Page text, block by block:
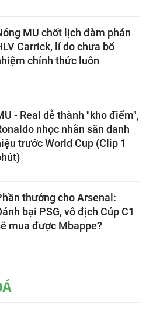
MU chốt lịch đàm phán
Carrick, lí do chưa bổ
chính thức luôn
- Real dễ thành "kho điểm",
nhọc nhằn săn danh
trước World Cup (Clip 1
thưởng cho Arsenal:
bại PSG, vô địch Cúp C1
mua được Mbappe?